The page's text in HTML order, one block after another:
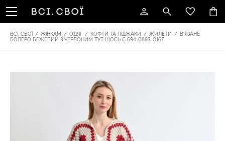
ВСІ. СВОЇ / ЖІНКАМ / ОДЯГ / КОФТИ ТА ПІДЖАКИ / ЖИЛЕТИ / В’ЯЗАНЕ
БОЛЕРО БЕЖЕВИЙ З ЧЕРВОНИМ ТУТ ЩОСЬ Є 694-0893-0167